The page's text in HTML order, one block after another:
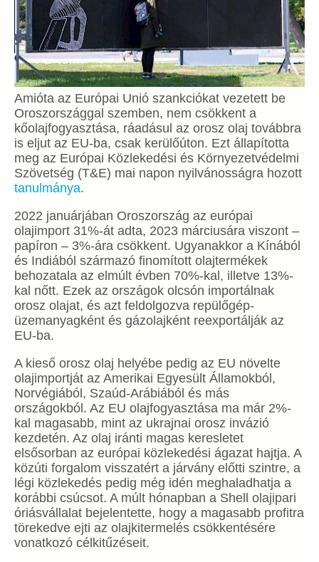
Amióta az Európai Unió szankciókat vezetett be
Oroszországgal szemben, nem csökkent a
kőolajfogyasztása, ráadásul az orosz olaj továbbra
is eljut az EU-ba, csak kerülőúton. Ezt állapította
meg az Európai Közlekedési és Környezetvédelmi
Szövetség (T&E) mai napon nyilvánosságra hozott
tanulmánya.
2022 januárjában Oroszország az európai
olajimport 31%-át adta, 2023 márciusára viszont –
papíron – 3%-ára csökkent. Ugyanakkor a Kínából
és Indiából származó finomított olajtermékek
behozatala az elmúlt évben 70%-kal, illetve 13%-
kal nőtt. Ezek az országok olcsón importálnak
orosz olajat, és azt feldolgozva repülőgép-
üzemanyagként és gázolajként reexportálják az
EU-ba.
A kieső orosz olaj helyébe pedig az EU növelte
olajimportját az Amerikai Egyesült Államokból,
Norvégiából, Szaúd-Arábiából és más
országokból. Az EU olajfogyasztása ma már 2%-
kal magasabb, mint az ukrajnai orosz invázió
kezdetén. Az olaj iránti magas keresletet
elsősorban az európai közlekedési ágazat hajtja. A
közúti forgalom visszatért a járvány előtti szintre, a
légi közlekedés pedig még idén meghaladhatja a
korábbi csúcsot. A múlt hónapban a Shell olajipari
óriásvállalat bejelentette, hogy a magasabb profitra
törekedve ejti az olajkitermelés csökkentésére
vonatkozó célkitűzéseit.